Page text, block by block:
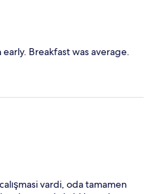
Breakfast was average.
vardi, oda tamamen